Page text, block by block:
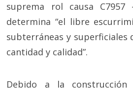
suprema rol causa C7957
determina “el libre
subterráneas y superficiales
cantidad y calidad”.
Debido a la